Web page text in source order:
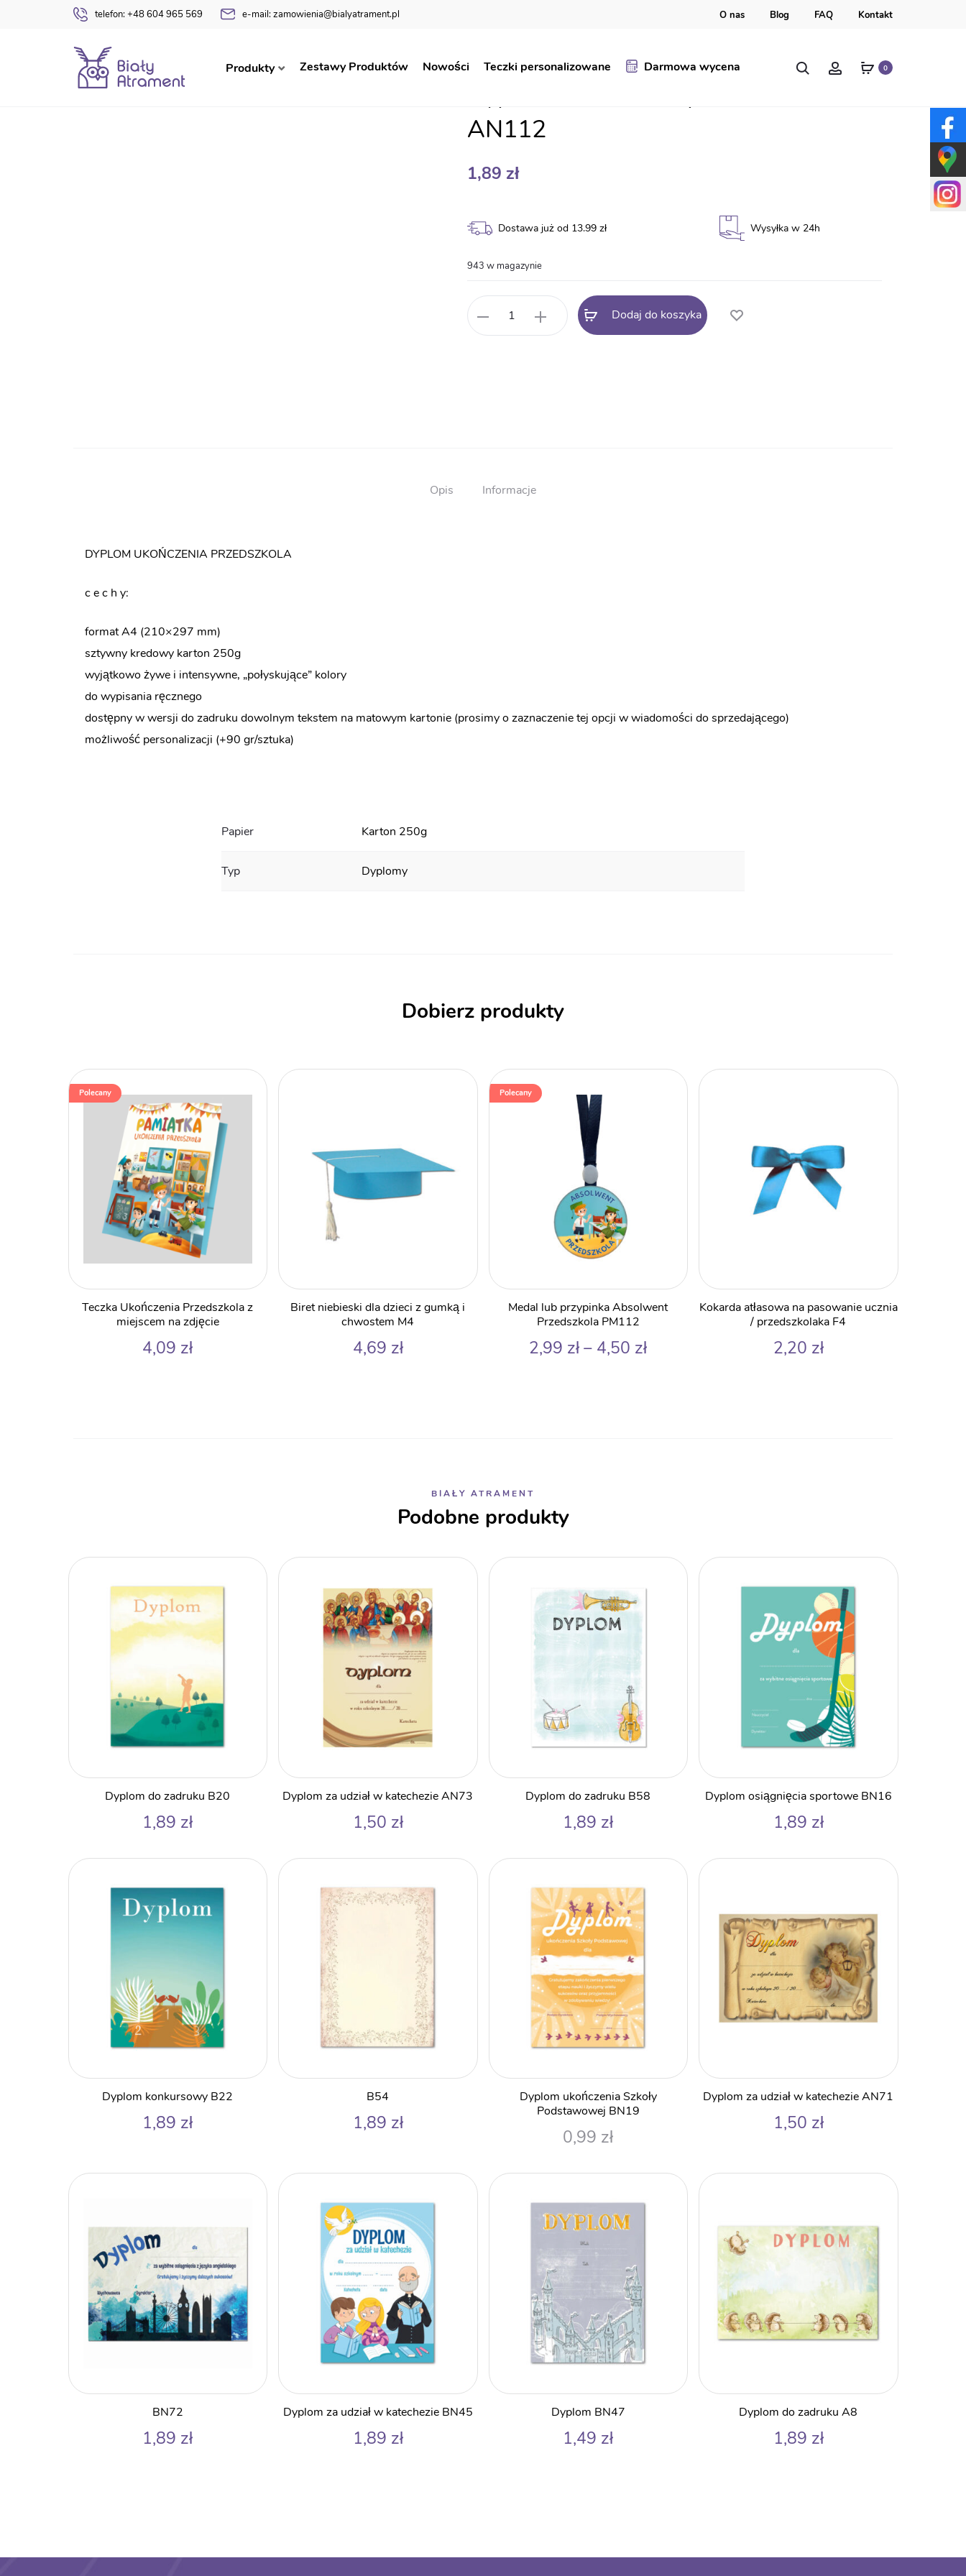
telefon: +48 604 965 569 e-mail: zamowienia@bialyatrament.pl O nas Blog FAQ Kontakt
Produkty Zestawy Produktów Nowości Teczki personalizowane Darmowa wycena Szukaj Account0
Strona główna
AN112
1,89 zł
Dostawa już od 13.99 zł Wysyłka w 24h
943 w magazynie
ukończenia
Dodaj do koszyka
Opis Informacje
DYPLOM UKOŃCZENIA PRZEDSZKOLA
c e c h y:
format A4 (210×297 mm)
sztywny kredowy karton 250g
wyjątkowo żywe i intensywne, „połyskujące” kolory
do wypisania ręcznego
dostępny w wersji do zadruku dowolnym tekstem na matowym kartonie (prosimy o zaznaczenie tej opcji w wiadomości do sprzedającego)
możliwość personalizacji (+90 gr/sztuka)
Papier Karton 250g
Typ Dyplomy
Dobierz produkty
Polecany
Teczka Ukończenia Przedszkola z
miejscem na zdjęcie
4,09 zł
Biret niebieski dla dzieci z gumką i
chwostem M4
4,69 zł
Polecany
Medal lub przypinka Absolwent
Przedszkola PM112
2,99 zł – 4,50 złZakres
Kokarda atłasowa na pasowanie ucznia
/ przedszkolaka F4
2,20 zł
BIAŁY ATRAMENT
Podobne produkty
Dyplom do zadruku B20
1,89 zł
Dyplom za udział w katechezie AN73
1,50 zł
Dyplom do zadruku B58
1,89 zł
Dyplom osiągnięcia sportowe BN16
1,89 zł
Dyplom konkursowy B22
1,89 zł
B54
1,89 zł
Dyplom ukończenia Szkoły
Podstawowej BN19
0,99 zł
Dyplom za udział w katechezie AN71
1,50 zł
BN72
1,89 zł
Dyplom za udział w katechezie BN45
1,89 zł
Dyplom BN47
1,49 zł
Dyplom do zadruku A8
1,89 zł